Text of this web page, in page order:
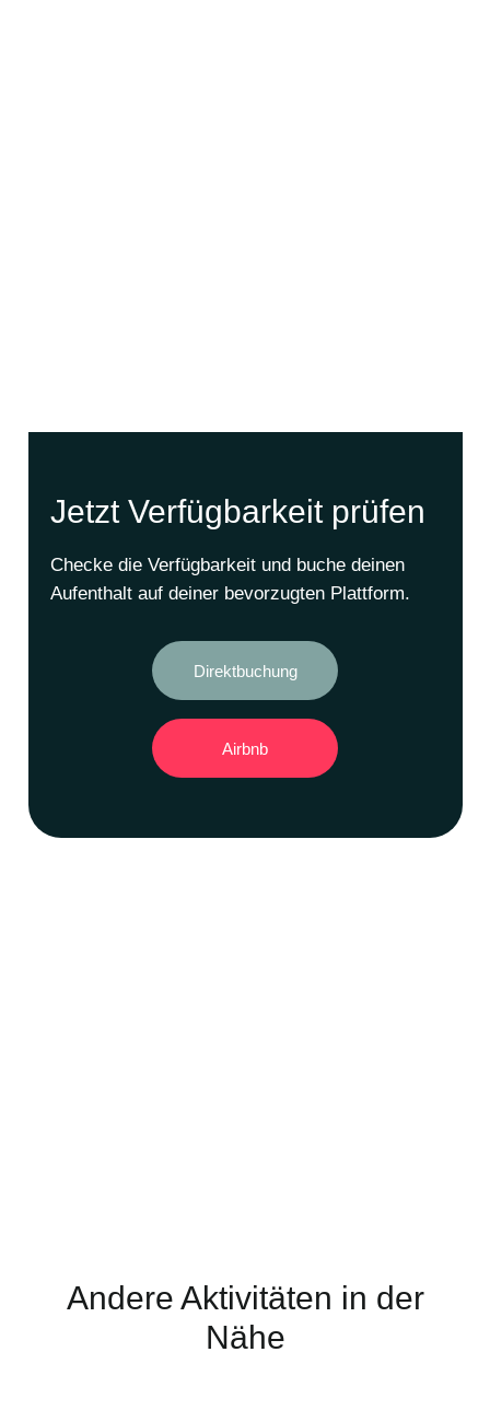
Jetzt Verfügbarkeit prüfen
Checke die Verfügbarkeit und buche deinen
Aufenthalt auf deiner bevorzugten Plattform.
Direktbuchung
Airbnb
Andere Aktivitäten in der
Nähe